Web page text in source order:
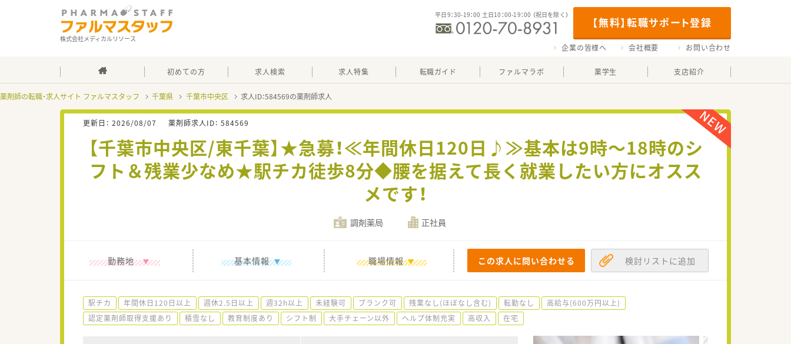
株式会社メディカルリソース
【無料】転職サポート登録
平日9：30-19：00 土日10：00-19：00 （祝日を除く）
企業の皆様へ 会社概要 お問い合わせ
初めての方 求人検索 求人特集 転職ガイド ファルマラボ 薬学生 支店紹介
薬剤師の転職・求人サイト ファルマスタッフ 千葉県 千葉市中央区 求人ID：584569の薬剤師求人
更新日： 2026/08/07 薬剤師求人ID： 584569
【千葉市中央区/東千葉】★急募！≪年間休日120日♪≫基本は9時～18時のシ
フト＆残業少なめ★駅チカ徒歩8分◆腰を据えて長く就業したい方にオスス
メです！
調剤薬局 正社員
勤務地 基本情報 職場情報 この求人に問い合わせる 検討リストに追加
駅チカ 年間休日120日以上 週休2.5日以上 週32h以上 未経験可 ブランク可 残業なし(ほぼなし含む) 転勤なし
高給与(600万円以上)
認定薬剤師取得支援あり
積雪なし 教育制度あり シフト制 大手チェーン以外 ヘルプ体制充実 高収入 在宅